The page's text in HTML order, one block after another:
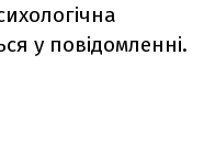
у повідомленні.